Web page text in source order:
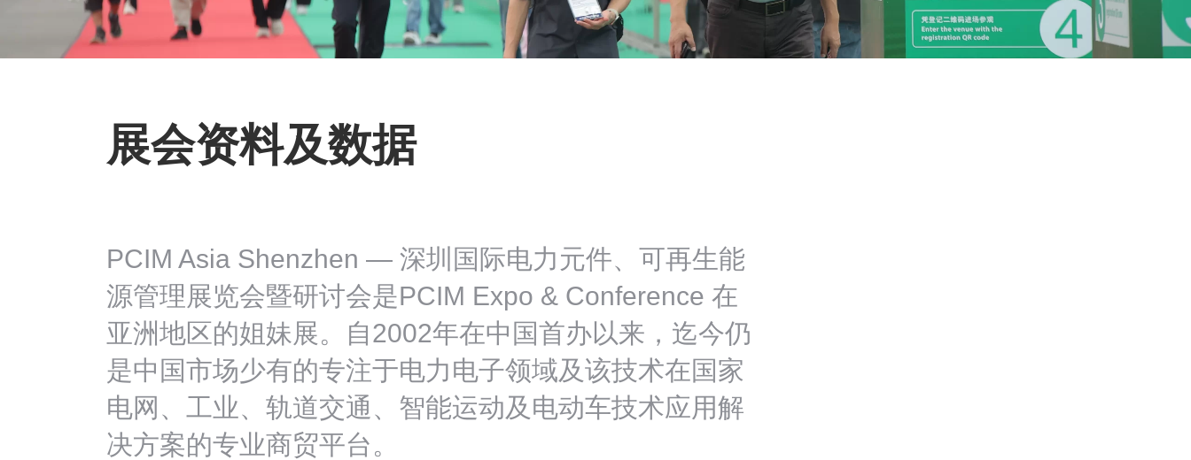
展会资料及数据
PCIM Asia Shenzhen — 深圳国际电力元件、可再生能
源管理展览会暨研讨会是PCIM Expo & Conference 在
亚洲地区的姐妹展。自2002年在中国首办以来，迄今仍
是中国市场少有的专注于电力电子领域及该技术在国家
电网、工业、轨道交通、智能运动及电动车技术应用解
决方案的专业商贸平台。